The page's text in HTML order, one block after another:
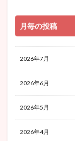
月毎の投稿
2026年7月
2026年6月
2026年5月
2026年4月